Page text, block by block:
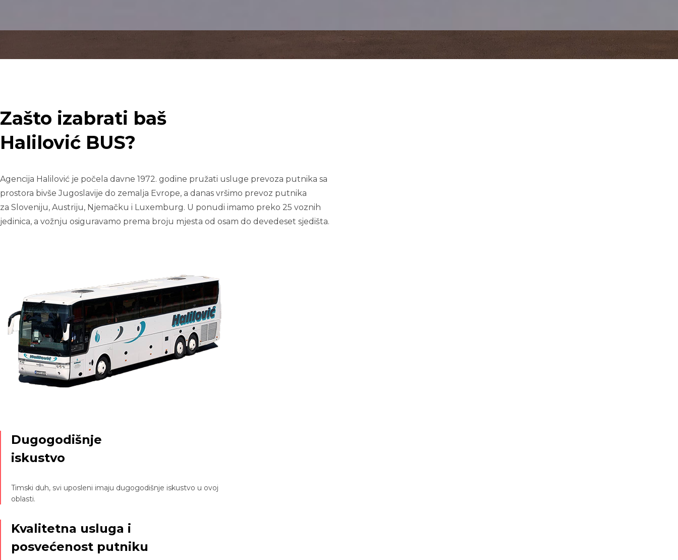
Zašto izabrati baš
Halilović BUS?
Agencija Halilović je počela davne 1972. godine pružati usluge prevoza putnika sa
prostora bivše Jugoslavije do zemalja Evrope, a danas vršimo prevoz putnika
za Sloveniju, Austriju, Njemačku i Luxemburg. U ponudi imamo preko 25 voznih
jedinica, a vožnju osiguravamo prema broju mjesta od osam do devedeset sjedišta.
Dugogodišnje
iskustvo
Timski duh, svi uposleni imaju dugogodišnje iskustvo u ovoj
oblasti.
Kvalitetna usluga i
posvećenost putniku